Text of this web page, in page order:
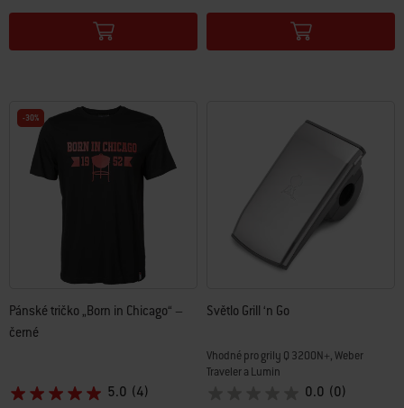
Color Options Color Options
-30%
Pánské tričko „Born in Chicago“ –
černé
5.0 (4)
Světlo Grill ‘n Go
Vhodné pro grily Q 3200N+, Weber
Traveler a Lumin
0.0 (0)